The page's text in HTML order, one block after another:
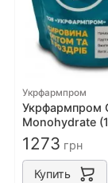
Укрфармпром
Укрфармпром
Monohydrate
развес
1273 грн
Купить